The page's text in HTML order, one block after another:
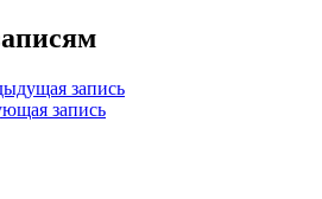
запись
запись